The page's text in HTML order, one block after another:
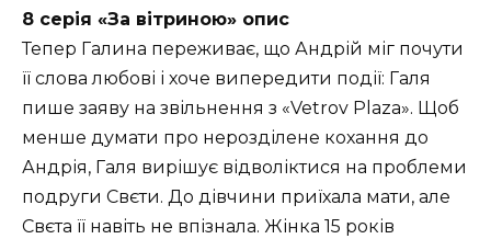
8 серія «За вітриною» опис
Тепер Галина переживає, що Андрій міг почути
її слова любові і хоче випередити події: Галя
пише заяву на звільнення з «Vetrov Plaza». Щоб
менше думати про нерозділене кохання до
Андрія, Галя вирішує відволіктися на проблеми
подруги Свєти. До дівчини приїхала мати, але
Свєта її навіть не впізнала. Жінка 15 років